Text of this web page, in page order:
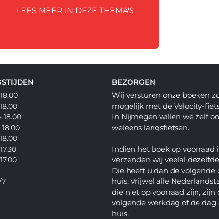
LEES MEER IN DEZE THEMA'S
18.00
18.00
7
BEZORGEN
Wij versturen onze boeken
mogelijk met de Velocity-
In Nijmegen willen we zelf
weleens langsfietsen.
Indien het boek op voorraad
verzenden wij veelal
Die heeft u dan de volgende
huis. Vrijwel alle
die niet op voorraad zijn, zijn
volgende werkdag of de dag
huis.